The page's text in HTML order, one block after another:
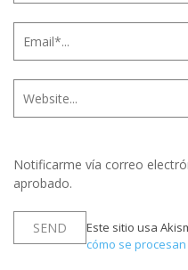
Notificarme vía correo
aprobado.
Este sitio usa
cómo se